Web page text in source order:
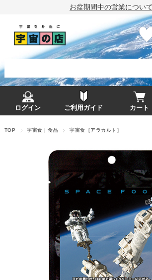
お盆期間中の営業について
お気に
ログイン ご利用ガイド カート
TOP 宇宙食 | 食品 宇宙食［アラカルト］